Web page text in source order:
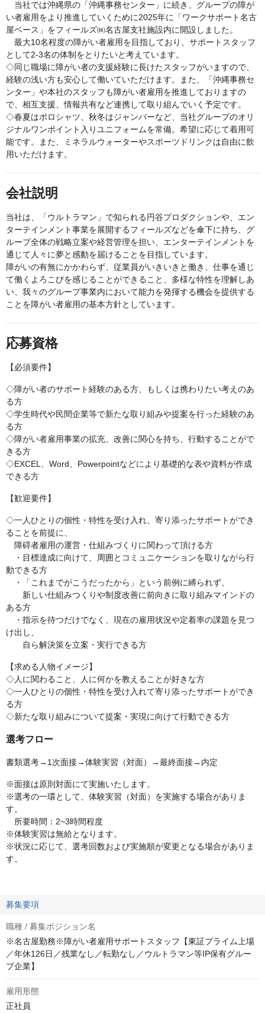
当社では沖縄県の「沖縄事務センター」に続き、グループの障が
い者雇用をより推進していくために2025年に「ワークサポート名古
屋ベース」をフィールズ㈱名古屋支社施設内に開設しました。
最大10名程度の障がい者雇用を目指しており、サポートスタッフ
として2-3名の体制をとりたいと考えています。
◇同じ職場に障がい者の支援経験に長けたスタッフがいますので、
経験の浅い方も安心して働いていただけます。また、「沖縄事務セ
ンター」や本社のスタッフも障がい者雇用を推進しておりますの
で、相互支援、情報共有など連携して取り組んでいく予定です。
◇春夏はポロシャツ、秋冬はジャンバーなど、当社グループのオリ
ジナルワンポイント入りユニフォームを常備。希望に応じて着用可
能です。また、ミネラルウォーターやスポーツドリンクは自由に飲
用いただけます。
会社説明
当社は、「ウルトラマン」で知られる円谷プロダクションや、エン
ターテインメント事業を展開するフィールズなどを傘下に持ち、グ
ループ全体の戦略立案や経営管理を担い、エンターテインメントを
通じて人々に夢と感動を届けることを目指しています。
障がいの有無にかかわらず、従業員がいきいきと働き、仕事を通じ
て働くよろこびを感じることができること、多様な特性を理解しあ
い、我々のグループ事業内において能力を発揮する機会を提供する
ことを障がい者雇用の基本方針としています。
応募資格
【必須要件】
◇障がい者のサポート経験のある方、もしくは携わりたい考えのあ
る方
◇学生時代や民間企業等で新たな取り組みや提案を行った経験のあ
る方
◇障がい者雇用事業の拡充、改善に関心を持ち、行動することがで
きる方
◇EXCEL、Word、Powerpointなどにより基礎的な表や資料が作成
できる方
【歓迎要件】
◇一人ひとりの個性・特性を受け入れ、寄り添ったサポートができ
ることを前提に、
障碍者雇用の運営・仕組みづくりに関わって頂ける方
・目標達成に向けて、周囲とコミュニケーションを取りながら行
動できる方
・「これまでがこうだったから」という前例に縛られず、
新しい仕組みつくりや制度改善に前向きに取り組みマインドの
ある方
・指示を待つだけでなく、現在の雇用状況や定着率の課題を見つ
け出し、
自ら解決策を立案・実行できる方
【求める人物イメージ】
◇人に関わること、人に何かを教えることが好きな方
◇一人ひとりの個性・特性を受け入れて寄り添ったサポートができ
る方
◇新たな取り組みについて提案・実現に向けて行動できる方
選考フロー
書類選考→1次面接→体験実習（対面）→最終面接→内定
※面接は原則対面にて実施いたします。
※選考の一環として、体験実習（対面）を実施する場合がありま
す。
所要時間：2~3時間程度
※体験実習は無給となります。
※状況に応じて、選考回数および実施順が変更となる場合がありま
す。
募集要項
職種 / 募集ポジション名
※名古屋勤務※障がい者雇用サポートスタッフ【東証プライム上場
／年休126日／残業なし／転勤なし／ウルトラマン等IP保有グルー
プ企業】
雇用形態
正社員